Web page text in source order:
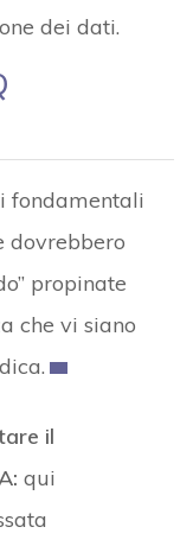
dei dati.
fondamentali
dovrebbero
propinate
che vi siano
il
qui